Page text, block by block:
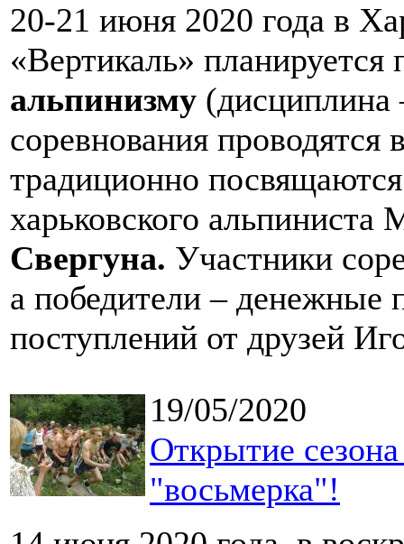
20-21 июня 2020 года в
«Вертикаль» планируется
альпинизму (дисциплина
соревнования
традиционно
харьковского
Свергуна. Участники
а победители – денежные
поступлений от друзей
19/05/2020
Открытие
"восьмерка"!